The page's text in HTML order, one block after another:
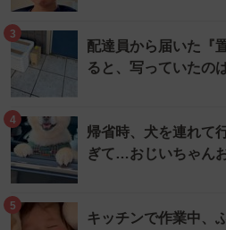
3
配達員から届いた『
ると、写っていたの
4
帰省時、犬を連れて
ぎて…おじいちゃん
5
キッチンで作業中、